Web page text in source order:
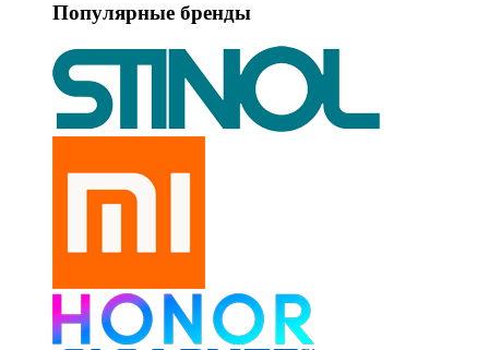
Популярные бренды